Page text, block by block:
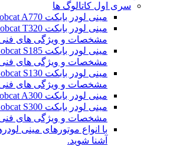
سری اول کاتالوگ ها
مینی لودر بابکت Bobcat A770
مشخصات و ویژگی های
مشخصات و ویژگی های
مشخصات و ویژگی های
مینی لودر بابکت Bobcat A300
مشخصات و ویژگی های
با انواع موتورهای مینی
آشنا شوید.